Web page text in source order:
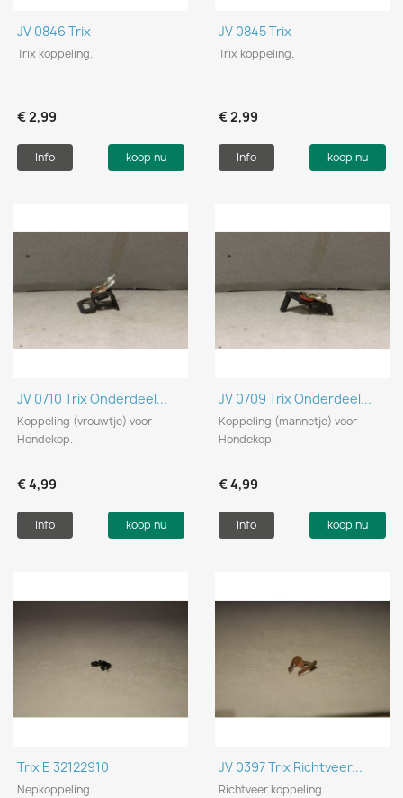
JV 0846 Trix
Trix koppeling.
€ 2,99
Info koop nu
JV 0845 Trix
Trix koppeling.
€ 2,99
Info koop nu
JV 0710 Trix Onderdeel...
Koppeling (vrouwtje) voor
Hondekop.
€ 4,99
Info koop nu
JV 0709 Trix Onderdeel...
Koppeling (mannetje) voor
Hondekop.
€ 4,99
Info koop nu
Trix E 32122910
Nepkoppeling.
JV 0397 Trix Richtveer...
Richtveer koppeling.